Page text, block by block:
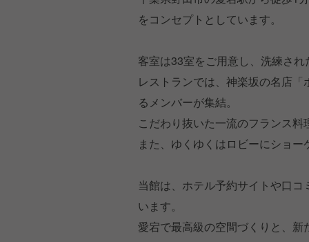
をコンセプトとしています。
客室は33室をご用意し、洗練さ
レストランでは、神楽坂の名店
るメンバーが集結。
こだわり抜いた一流のフランス料
また、ゆくゆくはロビーにショ
当館は、ホテル予約サイトや口
います。
愛宕で最高級の空間づくりと、